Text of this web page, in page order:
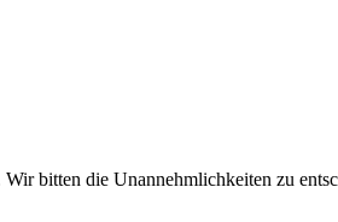
bitten die Unannehmlichkeiten zu